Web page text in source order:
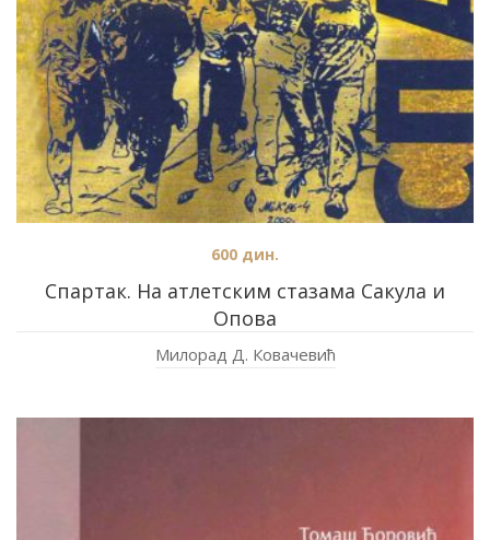
Спартак. На атлетским стазама Сакула и
Опова
600 дин.
Милорад Д. Ковачевић